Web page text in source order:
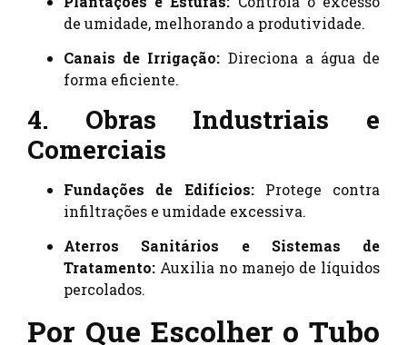
de umidade, melhorando a produtividade.
Canais de Irrigação: Direciona a água de
forma eficiente.
4. Obras Industriais e
Comerciais
Fundações de Edifícios:Protege contra
infiltrações e umidade excessiva.
Aterros Sanitários e Sistemas de
Tratamento: Auxilia no manejo de líquidos
percolados.
Por Que Escolher o Tubo